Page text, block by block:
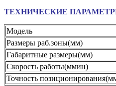
ТЕХНИЧЕСКИЕ
Модель
Размеры раб.зоны(мм)
Габаритные размеры(мм)
Скорость работы(ммин)
Точность